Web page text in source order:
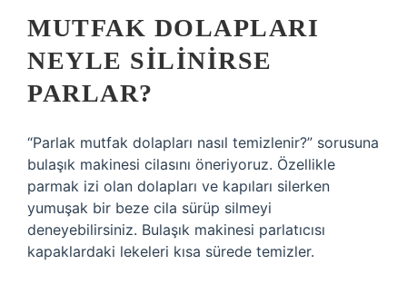
MUTFAK DOLAPLARI
NEYLE SILINIRSE
PARLAR?
“Parlak mutfak dolapları nasıl temizlenir?” sorusuna
bulaşık makinesi cilasını öneriyoruz. Özellikle
parmak izi olan dolapları ve kapıları silerken
yumuşak bir beze cila sürüp silmeyi
deneyebilirsiniz. Bulaşık makinesi parlatıcısı
kapaklardaki lekeleri kısa sürede temizler.